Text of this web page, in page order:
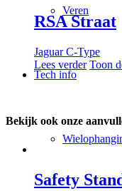
Veren
Tech info
RSA Straat
Jaguar C-Type
Lees verder Toon
Bekijk ook onze
Safety